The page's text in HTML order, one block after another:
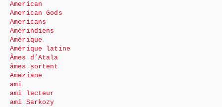
American
American Gods
Americans
Amérindiens
Amérique
Amérique latine
Âmes d’Atala
âmes sortent
Ameziane
ami
ami lecteur
ami Sarkozy